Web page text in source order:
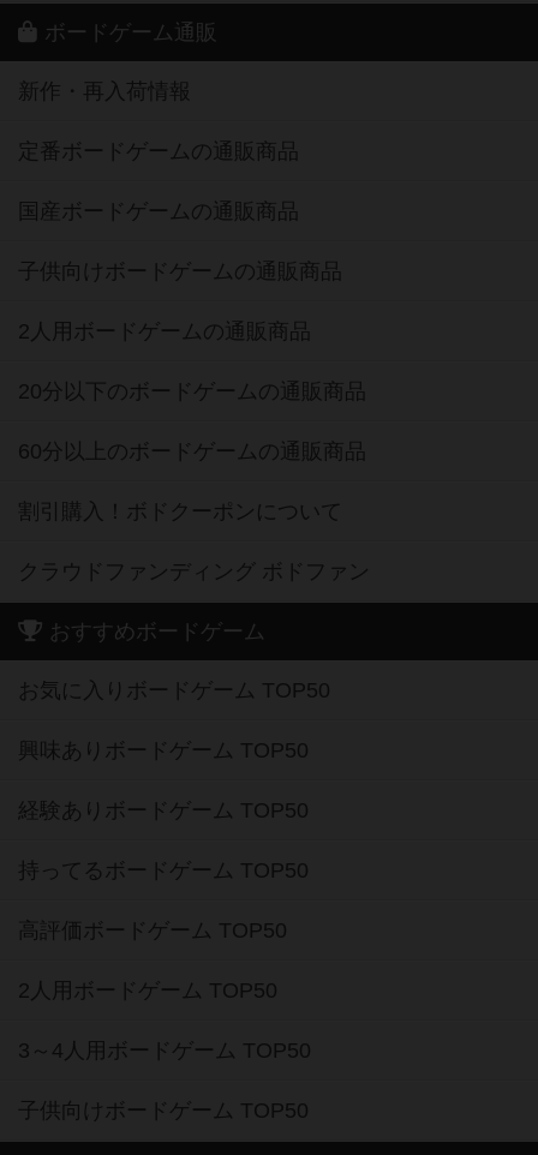
ボードゲーム通販
新作・再入荷情報
定番ボードゲームの通販商品
国産ボードゲームの通販商品
子供向けボードゲームの通販商品
2人用ボードゲームの通販商品
20分以下のボードゲームの通販商品
60分以上のボードゲームの通販商品
割引購入！ボドクーポンについて
クラウドファンディング ボドファン
おすすめボードゲーム
お気に入りボードゲーム TOP50
興味ありボードゲーム TOP50
経験ありボードゲーム TOP50
持ってるボードゲーム TOP50
高評価ボードゲーム TOP50
2人用ボードゲーム TOP50
3～4人用ボードゲーム TOP50
子供向けボードゲーム TOP50